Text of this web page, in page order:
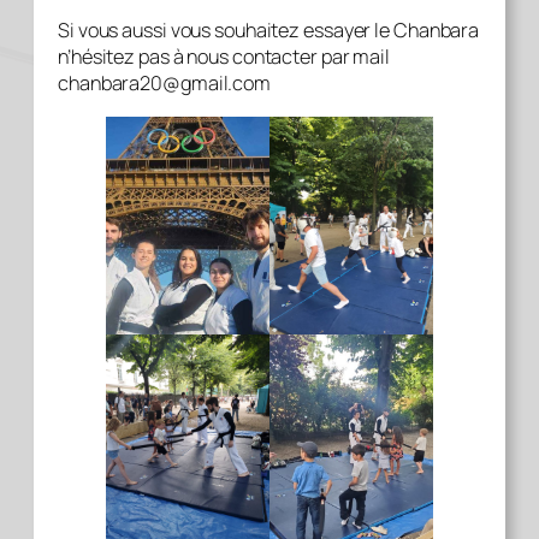
Si vous aussi vous souhaitez essayer le Chanbara
n’hésitez pas à nous contacter par mail
chanbara20@gmail.com